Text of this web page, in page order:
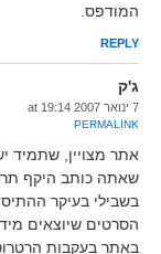
המודפס.
REPLY
ג'ק
7 ינואר 2007 at 19:14
PERMALINK
אתר מצויין, שתמיד
שאתה כותב היקף
בשבילי בעיקר
הסרטים שיוצאים
באתר בעקבות